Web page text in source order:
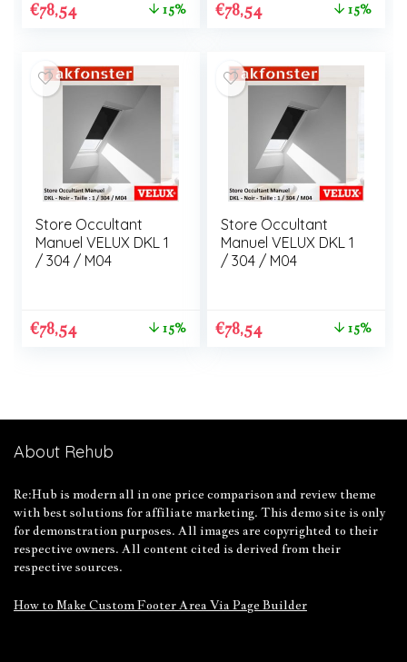
€78,54 15% €78,54 15%
Store Occultant
Manuel VELUX DKL 1
/ 304 / M04
€78,54 15%
Store Occultant
Manuel VELUX DKL 1
/ 304 / M04
€78,54 15%
About Rehub
Re:Hub is modern all in one price comparison and review theme
with best solutions for affiliate marketing. This demo site is only
for demonstration purposes. All images are copyrighted to their
respective owners. All content cited is derived from their
respective sources.
How to Make Custom Footer Area Via Page Builder